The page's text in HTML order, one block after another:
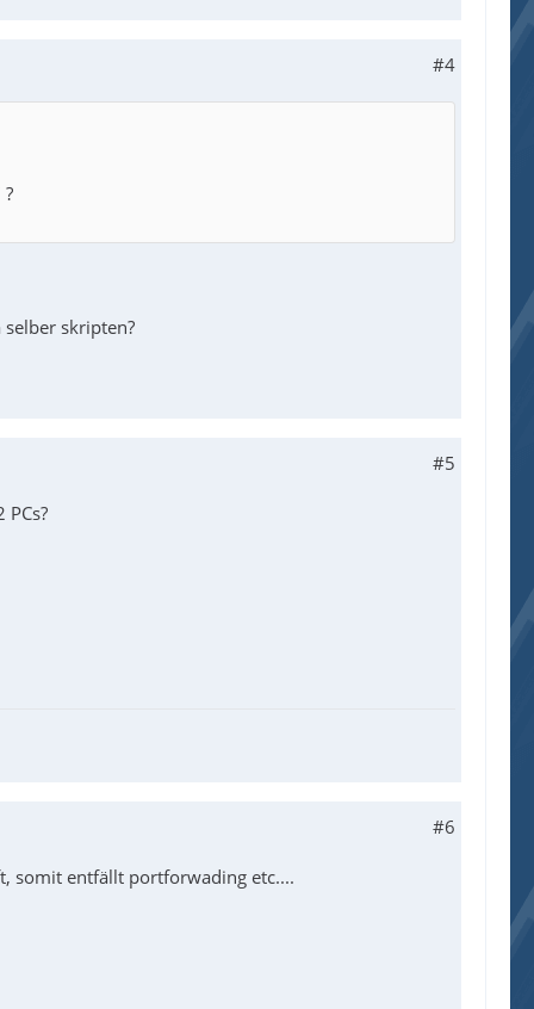
#4
skripten?
#5
#6
somit entfällt portforwading etc....